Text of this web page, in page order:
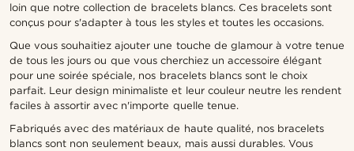
loin que notre collection de bracelets blancs. Ces bracelets sont
conçus pour s'adapter à tous les styles et toutes les occasions.
Que vous souhaitiez ajouter une touche de glamour à votre tenue
de tous les jours ou que vous cherchiez un accessoire élégant
pour une soirée spéciale, nos bracelets blancs sont le choix
parfait. Leur design minimaliste et leur couleur neutre les rendent
faciles à assortir avec n'importe quelle tenue.
Fabriqués avec des matériaux de haute qualité, nos bracelets
blancs sont non seulement beaux, mais aussi durables. Vous